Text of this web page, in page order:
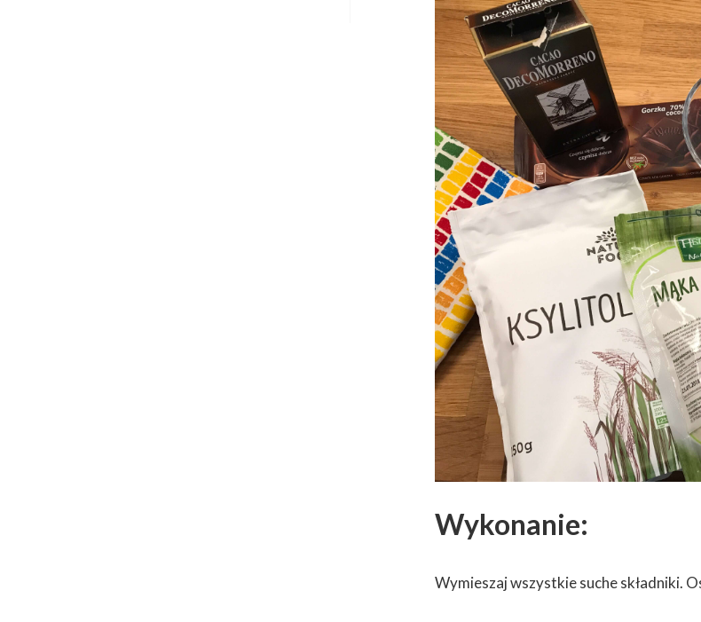
Wykonanie:
Wymieszaj wszystkie suche składniki.